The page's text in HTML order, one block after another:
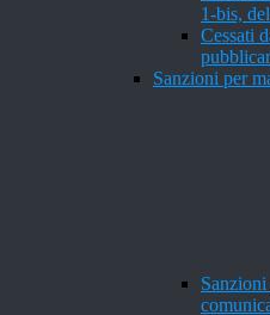
1-bis,
Cessati
Sanzioni per